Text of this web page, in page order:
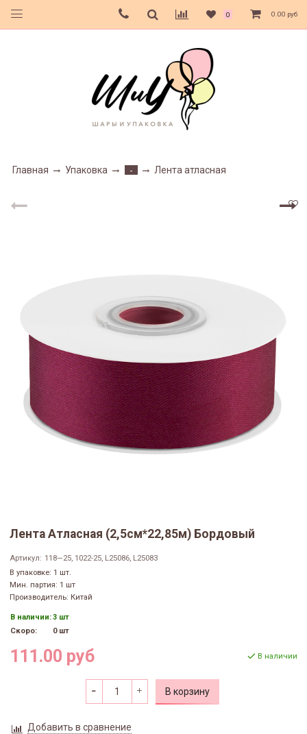
0 0.00 руб
Главная Упаковка - Лента атласная
Лента Атласная (2,5см*22,85м) Бордовый
Артикул: 118—25, 1022-25, L25086, L25083
В упаковке: 1 шт.
Мин. партия: 1 шт
Производитель: Китай
В наличии:3 шт
Скоро:
0 шт
111.00 руб В наличии
В корзину
Добавить в сравнение